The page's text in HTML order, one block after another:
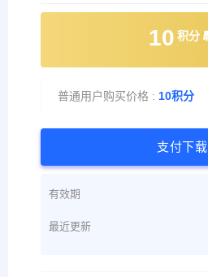
10 积分
普通用户购买价格 : 10积分
支付下载
有效期
最近更新